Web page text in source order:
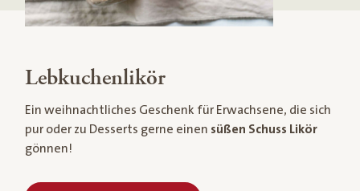
Lebkuchenlikör
Ein weihnachtliches Geschenk für Erwachsene, die sich
pur oder zu Desserts gerne einen süßen Schuss Likör
gönnen!